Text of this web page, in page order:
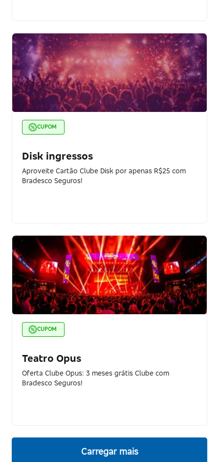
CUPOM
Disk ingressos
Aproveite Cartão Clube Disk por apenas R$25 com
Bradesco Seguros!
CUPOM
Teatro Opus
Oferta Clube Opus: 3 meses grátis Clube com
Bradesco Seguros!
Carregar mais